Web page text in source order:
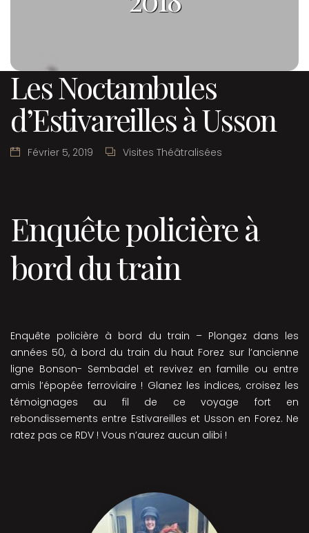
Les Noctambules
d’Estivareilles à Usson
Février 5, 2019 Visites Théâtralisées
Enquête policière à
bord du train
Enquête policière à bord du train – Plongez dans les
années 50, à bord du train du haut Forez sur l’ancienne
ligne Bonson- Sembadel et revivez en famille ou entre
amis l’épopée ferroviaire ! Glanez les indices, croisez les
témoignages au fil de ce voyage fort en
rebondissements entre Estivareilles et Usson en Forez. Ne
ratez pas ce RDV ! Vous n’aurez aucun alibi !